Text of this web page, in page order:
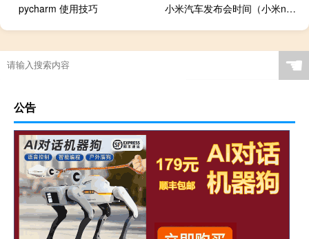
pycharm 使用技巧
小米汽车发布会时间（小米note2发布会视频）
☚
公告